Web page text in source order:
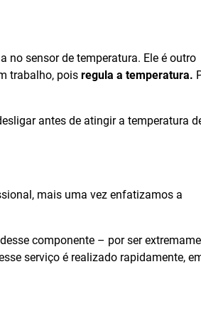
no sensor de temperatura. Ele é outro
trabalho, pois regula a temperatura.
antes de atingir a temperatura
mais uma vez enfatizamos a
componente – por ser
serviço é realizado rapidamente,